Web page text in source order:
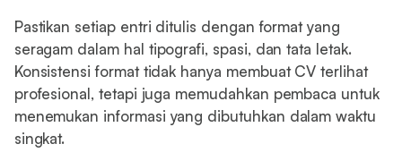
Pastikan setiap entri ditulis dengan format yang
seragam dalam hal tipografi, spasi, dan tata letak.
Konsistensi format tidak hanya membuat CV terlihat
profesional, tetapi juga memudahkan pembaca untuk
menemukan informasi yang dibutuhkan dalam waktu
singkat.